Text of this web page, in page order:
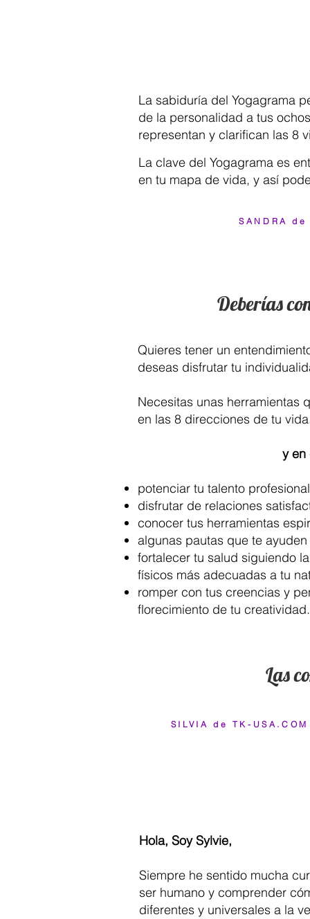
La sabiduría del Yogagrama
de la personalidad a tus
representan y clarifican las 8
La clave del Yogagrama es
en tu mapa de vida, y así
SANDRA
Deberías
Quieres tener un
deseas disfrutar tu
Necesitas unas herramientas
en las 8 direcciones de tu
y en
potenciar tu talento
disfrutar de relaciones
conocer tus herramientas
algunas pautas que te
fortalecer tu salud siguiendo
físicos más adecuadas a tu
romper con tus creencias y
florecimiento de tu creatividad.
Las
SILVIA de TK-
Hola, Soy Sylvie,
Siempre he sentido mucha
ser humano y comprender
diferentes y universales a la